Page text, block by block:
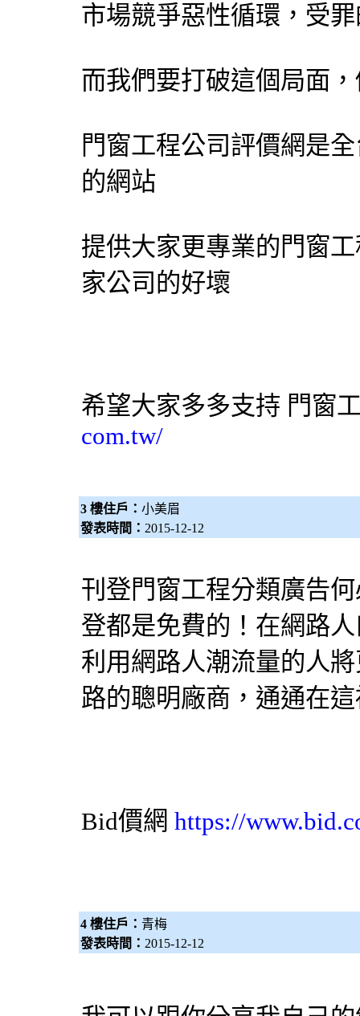
市場競爭惡性循環，受
而我們要打破這個局面
門窗工程公司評價網是
的網站
提供大家更專業的門窗
家公司的好壞
希望大家多多支持 門窗
com.tw/
3 樓住戶： 小美眉
發表時間： 2015-12-12
刊登門窗工程分類廣告
登都是免費的！在網路
利用網路人潮流量的人
路的聰明廠商，通通在
Bid價網 https://
4 樓住戶： 青梅
發表時間： 2015-12-12